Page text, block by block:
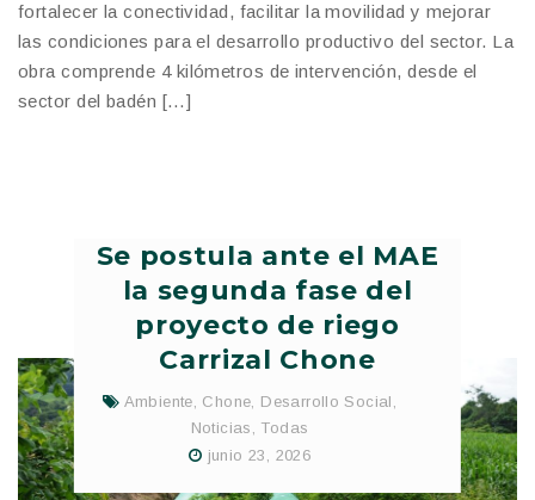
fortalecer la conectividad, facilitar la movilidad y mejorar
las condiciones para el desarrollo productivo del sector. La
obra comprende 4 kilómetros de intervención, desde el
sector del badén […]
Se postula ante el MAE
la segunda fase del
proyecto de riego
Carrizal Chone
Ambiente, Chone, Desarrollo Social ,
Noticias , Todas
junio 23, 2026